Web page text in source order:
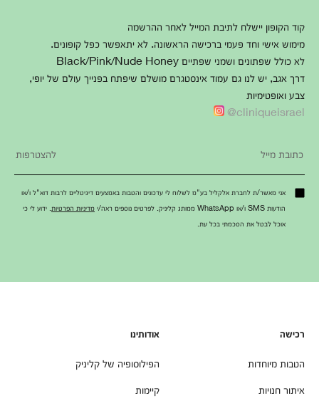
קוד הקופון יישלח לתיבת המייל לאחר ההרשמה
מימוש אישי וחד פעמי ברכישה הראשונה. לא יתאפשר כפל קופונים.
לא כולל שפתונים ושמני שפתיים Black/Pink/Nude Honey
דרך אגב, יש לנו גם עמוד אינסטגרם מושלם שיפתח בפנייך עולם של יופי,
צבע ואופטימיות
cliniqueisrael@
אני מאשר/ת לחברת אלקליל בע"מ לשלוח לי עדכונים והטבות באמצעים דיגיטליים לרבות דוא"ל ו/או
הודעות SMS ו/או WhatsApp ממותג קליניק. לפרטים נוספים ראה/י
מדיניות הפרטיות . ידוע לי כי
אוכל לבטל את הסכמתי בכל עת.
רכישה
הטבות מיוחדות
איתור חנויות
אודותינו
הפילוסופיה של קליניק
קיימות